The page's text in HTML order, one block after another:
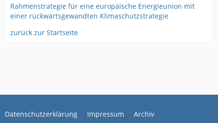
Rahmenstrategie für eine europäische Energieunion mit
einer rückwärtsgewandten Klimaschutzstrategie
zurück zur Startseite
Datenschutzerklärung Impressum Archiv